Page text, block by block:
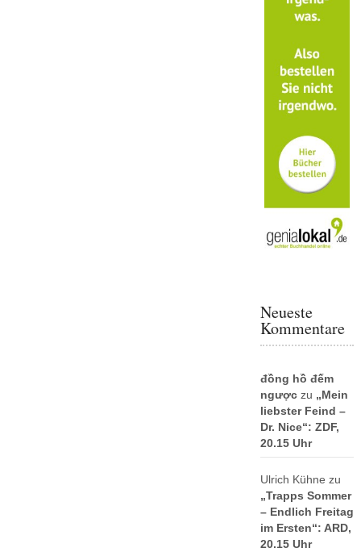
Neueste
Kommentare
đồng hồ đếm
ngượczu „Mein
liebster Feind –
Dr. Nice“: ZDF,
20.15 Uhr
Ulrich Kühne zu
„Trapps Sommer
– Endlich Freitag
im Ersten“: ARD,
20.15 Uhr